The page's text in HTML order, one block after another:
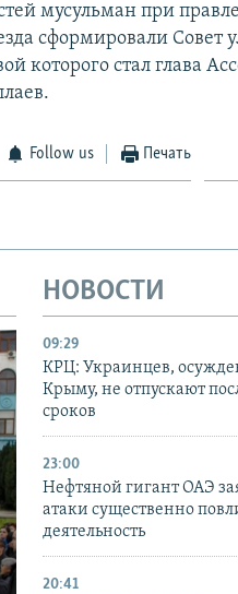
мусульман при
сформировали Совет
которого стал глава
Follow us Печать
НОВОСТИ
09:29
КРЦ: Украинцев,
Крыму, не отпускают
сроков
23:00
Нефтяной гигант ОАЭ
атаки существенно
деятельность
20:41